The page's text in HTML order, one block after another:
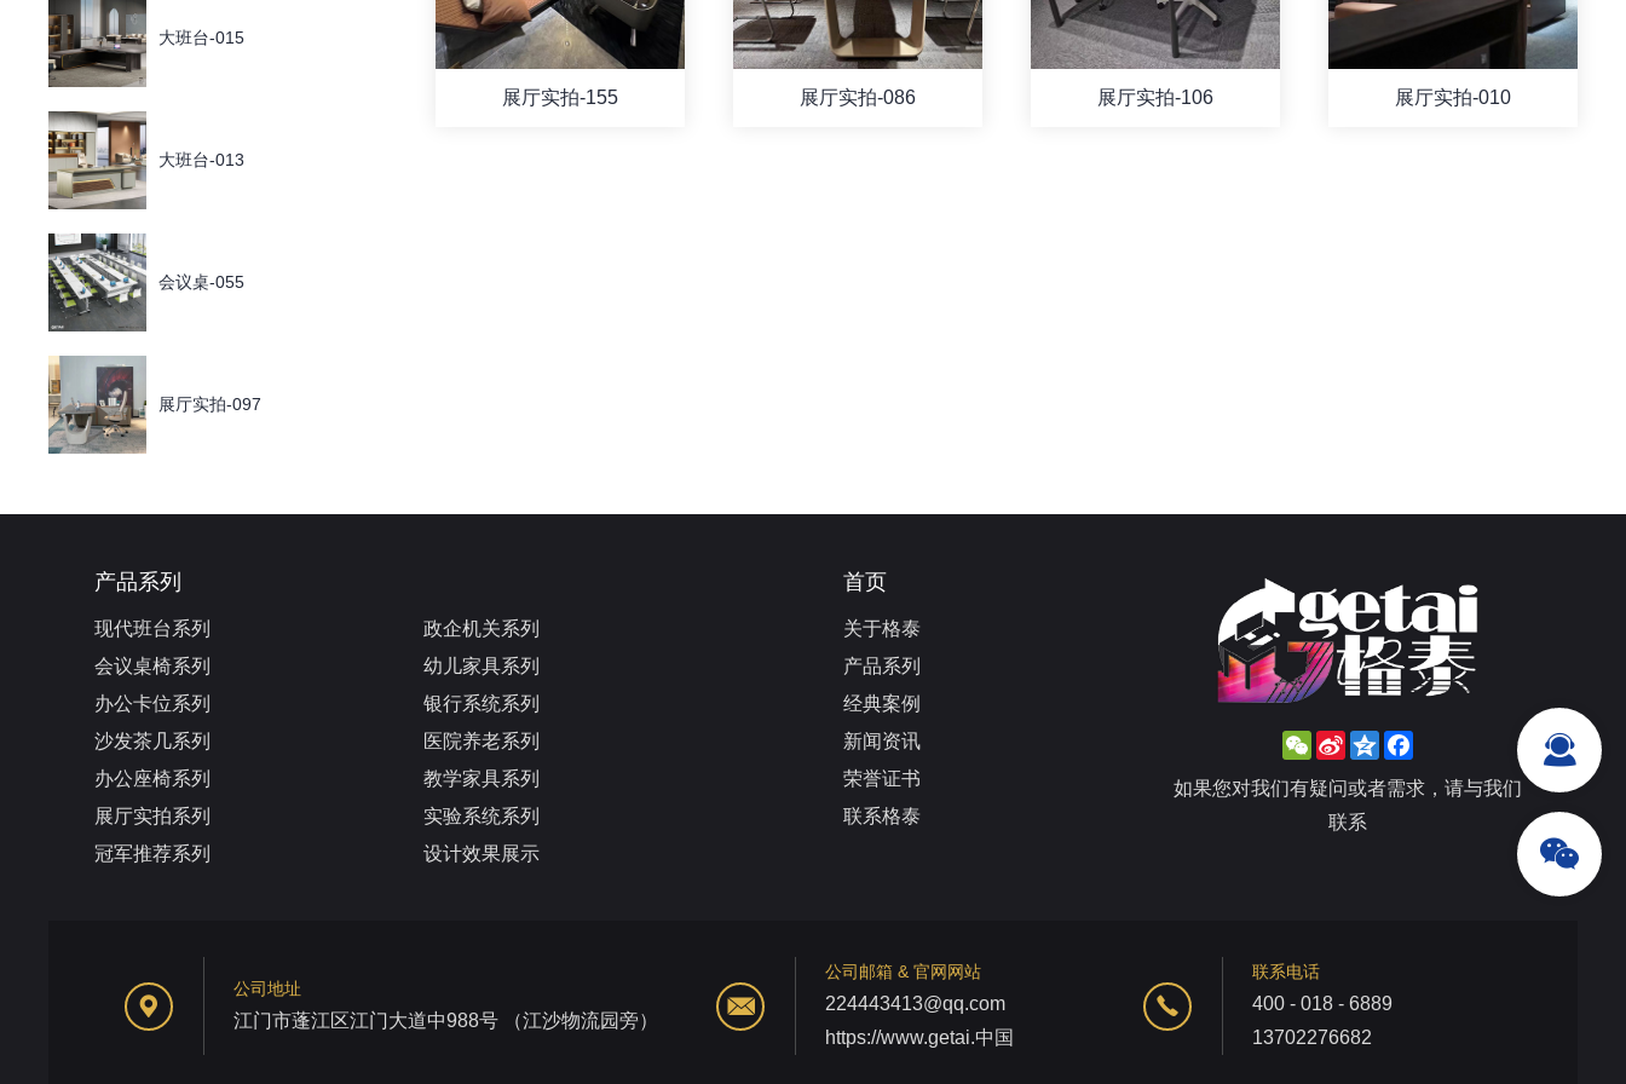
大班台-015
大班台-013
会议桌-055
展厅实拍-097
展厅实拍-155 展厅实拍-086 展厅实拍-106 展厅实拍-010
产品系列
现代班台系列
会议桌椅系列
办公卡位系列
沙发茶几系列
办公座椅系列
展厅实拍系列
冠军推荐系列
政企机关系列
幼儿家具系列
银行系统系列
医院养老系列
教学家具系列
实验系统系列
设计效果展示
首页
关于格泰
产品系列
经典案例
新闻资讯
荣誉证书
联系格泰
WeChat
Sina
Weibo
Qzone
如果您对我们有疑问或者需求，请与我们
联系
公司地址
江门市蓬江区江门大道中988号 （江沙物流园旁）
公司邮箱 & 官网网站
224443413@qq.com
https://www.getai.中国
联系电话
400 - 018 - 6889
13702276682